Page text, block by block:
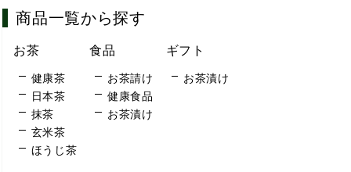
商品一覧から探す
お茶
健康茶
日本茶
抹茶
玄米茶
ほうじ茶
食品
お茶請け
健康食品
お茶漬け
ギフト
お茶漬け